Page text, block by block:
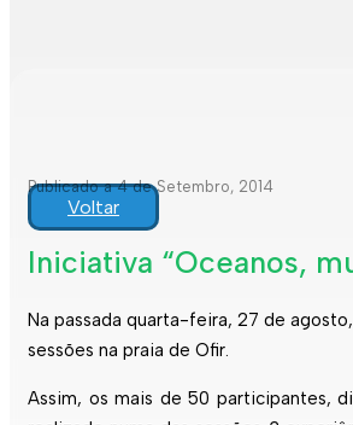
Publicado a 4 de Setembro, 2014
Voltar
Iniciativa “Oceanos,
Na passada quarta-feira, 27 de
sessões na praia de Ofir.
Assim, os mais de 50 participantes,